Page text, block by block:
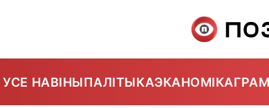
УСЕ НАВІНЫПАЛІТЫКАЭКАНОМІКА